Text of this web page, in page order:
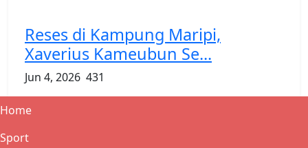
Reses di Kampung Maripi,
Xaverius Kameubun Se...
Jun 4, 2026 431
Home
Sport